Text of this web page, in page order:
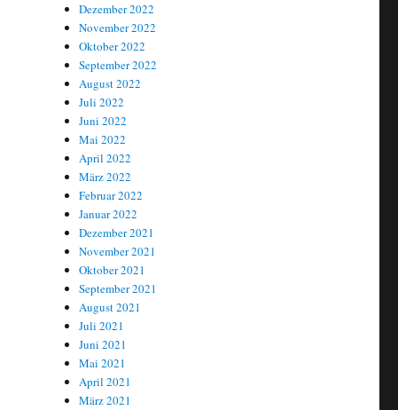
Dezember 2022
November 2022
Oktober 2022
September 2022
August 2022
Juli 2022
Juni 2022
Mai 2022
April 2022
März 2022
Februar 2022
Januar 2022
Dezember 2021
November 2021
Oktober 2021
September 2021
August 2021
Juli 2021
Juni 2021
Mai 2021
April 2021
März 2021